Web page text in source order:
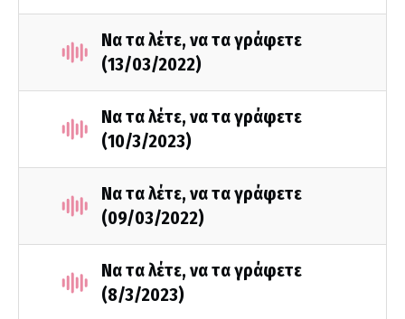
Να τα λέτε, να τα γράφετε
(13/03/2022)
Να τα λέτε, να τα γράφετε
(10/3/2023)
Να τα λέτε, να τα γράφετε
(09/03/2022)
Να τα λέτε, να τα γράφετε
(8/3/2023)